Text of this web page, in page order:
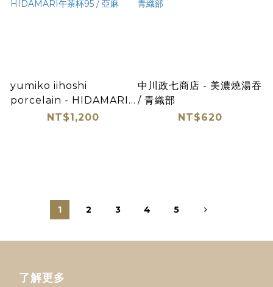
yumiko iihoshi
porcelain - HIDAMARI
午茶杯95 / 亞麻
NT$1,200
中川政七商店 - 美濃燒湯吞
/ 青織部
NT$620
1 2 3 4 5
了解更多